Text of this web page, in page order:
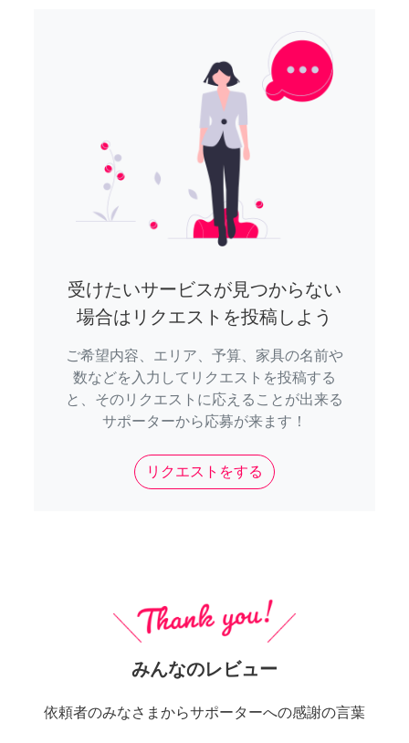
受けたいサービスが見つからない
場合はリクエストを投稿しよう
ご希望内容、エリア、予算、家具の名前や
数などを入力してリクエストを投稿する
と、そのリクエストに応えることが出来る
サポーターから応募が来ます！
リクエストをする
みんなのレビュー
依頼者のみなさまからサポーターへの感謝の言葉